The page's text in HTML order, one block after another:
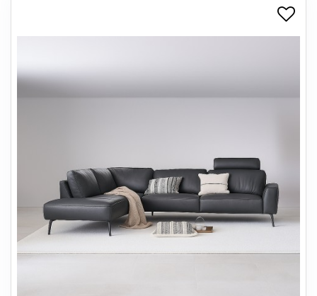
+
+
KONTORMØBLER
ENTREMØBLER
HAVEMØBLER
OUTLET